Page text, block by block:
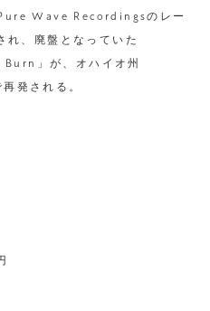
Wave Recordingsのレー
れ、廃盤となっていた
」が、オハイオ州
発される。